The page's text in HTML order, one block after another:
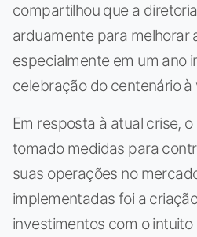
compartilhou que a
arduamente para melhorar
especialmente em um ano
celebração do centenário à
Em resposta à atual crise,
tomado medidas para
suas operações no
implementadas foi a
investimentos com o